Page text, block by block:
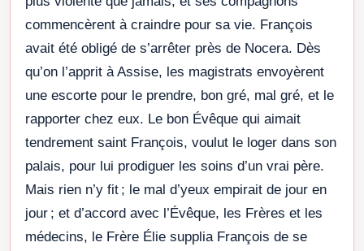
commencèrent à craindre pour sa vie. François
avait été obligé de s’arrêter près de Nocera. Dès
qu’on l’apprit à Assise, les magistrats envoyèrent
une escorte pour le prendre, bon gré, mal gré, et le
rapporter chez eux. Le bon Évêque qui aimait
tendrement saint François, voulut le loger dans son
palais, pour lui prodiguer les soins d’un vrai père.
Mais rien n’y fit ; le mal d’yeux empirait de jour en
jour ; et d’accord avec l’Évêque, les Frères et les
médecins, le Frère Élie supplia François de se